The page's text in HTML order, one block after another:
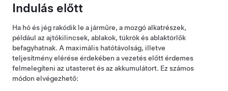
Indulás előtt
Ha hó és jég rakódik le a járműre, a mozgó alkatrészek,
például az ajtókilincsek, ablakok, tükrök ésablaktörlők
befagyhatnak. A maximális hatótávolság, illetve
teljesítmény elérése érdekében a vezetés előtt érdemes
felmelegíteni az utasteret és az akkumulátort. Ez számos
módon elvégezhető: